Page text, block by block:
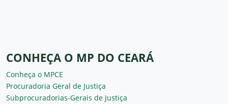
CONHEÇA O MP DO CEARÁ
Conheça o MPCE
Procuradoria Geral de Justiça
Subprocuradorias-Gerais de Justiça